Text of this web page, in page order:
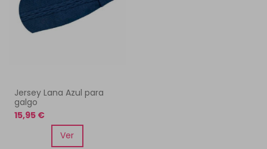
Jersey Lana Azul para
galgo
15,95 €
Ver